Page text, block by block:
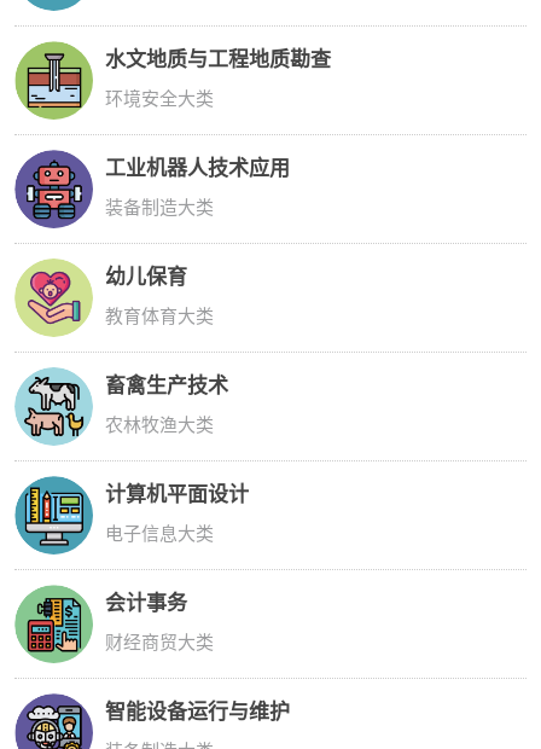
水文地质与工程地质勘查
环境安全大类
工业机器人技术应用
装备制造大类
幼儿保育
教育体育大类
畜禽生产技术
农林牧渔大类
计算机平面设计
电子信息大类
会计事务
财经商贸大类
智能设备运行与维护